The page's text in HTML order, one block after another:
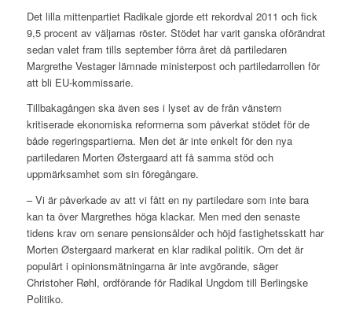
Det lilla mittenpartiet Radikale gjorde ett rekordval 2011 och fick
9,5 procent av väljarnas röster. Stödet har varit ganska oförändrat
sedan valet fram tills september förra året då partiledaren
Margrethe Vestager lämnade ministerpost och partiledarrollen för
att bli EU-kommissarie.
Tillbakagången ska även ses i lyset av de från vänstern
kritiserade ekonomiska reformerna som påverkat stödet för de
både regeringspartierna. Men det är inte enkelt för den nya
partiledaren Morten Østergaard att få samma stöd och
uppmärksamhet som sin föregångare.
– Vi är påverkade av att vi fått en ny partiledare som inte bara
kan ta över Margrethes höga klackar. Men med den senaste
tidens krav om senare pensionsålder och höjd fastighetsskatt har
Morten Østergaard markerat en klar radikal politik. Om det är
populärt i opinionsmätningarna är inte avgörande, säger
Christoher Røhl, ordförande för Radikal Ungdom till Berlingske
Politiko.